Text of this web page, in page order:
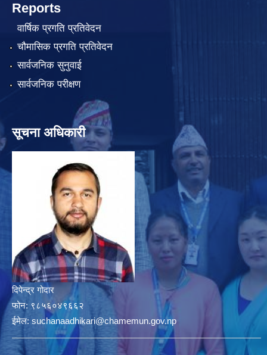
Reports
वार्षिक प्रगति प्रतिवेदन
चौमासिक प्रगति प्रतिवेदन
सार्वजनिक सुनुवाई
सार्वजनिक परीक्षण
सूचना अधिकारी
दिपेन्द्र गोदार
फोन: ९८५६०४९६६२
ईमेल: suchanaadhikari@chamemun.gov.np